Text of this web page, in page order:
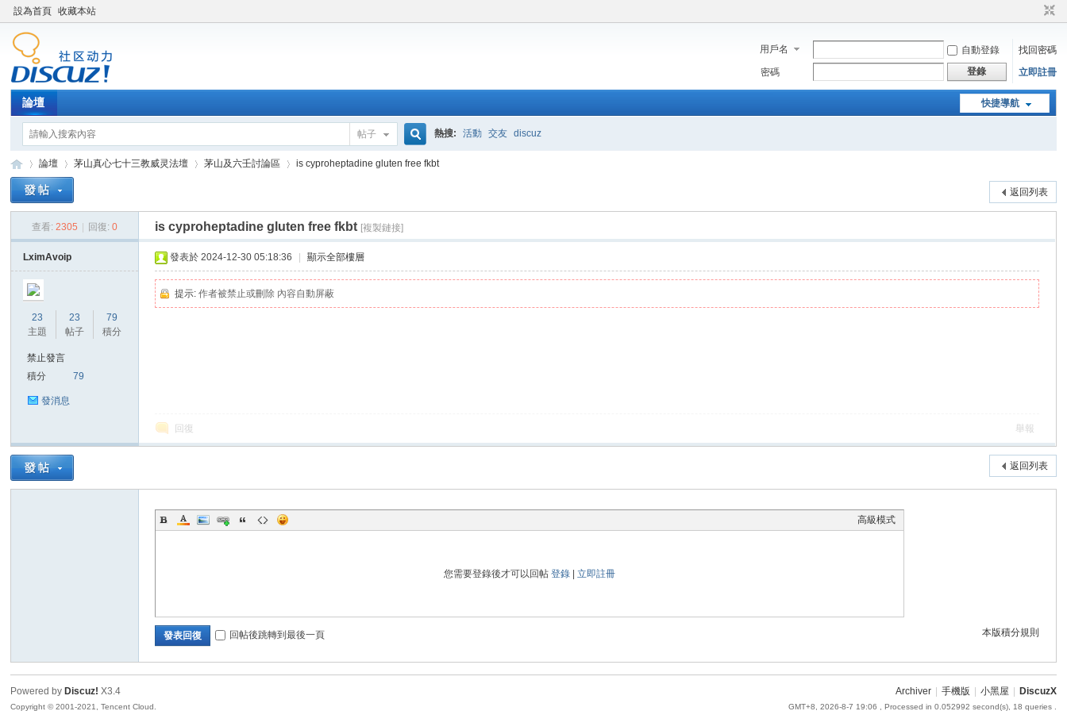
設為首頁 收藏本站
用戶名 自動登錄
找回密碼
密碼
登錄 立即註冊
快捷導航
論壇
帖子
搜
熱搜: 活動 交友 discuz
Bo
論壇
›
茅山真心七十三教威灵法壇
›
茅山及六壬討論區
›
is cyproheptadine gluten free fkbt
返回列表
查看: 2305 回復: 0 is cyproheptadine gluten free fkbt [複製鏈接]
LximAvoip
23
主題
23
帖子
79
積分
禁止發言
積分
79
發消息
發表於 2024-12-30 05:18:36 顯示全部樓層
提示:作者被禁止或刪除 內容自動屏蔽
回復 舉報
返回列表
高級模式
您需要登錄後才可以回帖登錄 |立即註冊
本版積分規則
發表回復 回帖後跳轉到最後一頁
Archiver 手機版 小黑屋 DiscuzX
GMT+8, 2026-8-7 19:06 , Processed in 0.052992 second(s), 18 queries .
Powered by Discuz! X3.4
Copyright © 2001-2021, Tencent Cloud.